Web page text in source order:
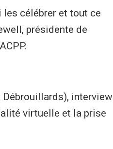
les célébrer et tout ce
présidente de
interview
virtuelle et la prise